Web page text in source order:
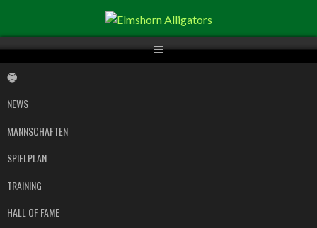
Inhalt
NEWS
MANNSCHAFTEN
SPIELPLAN
TRAINING
HALL OF FAME